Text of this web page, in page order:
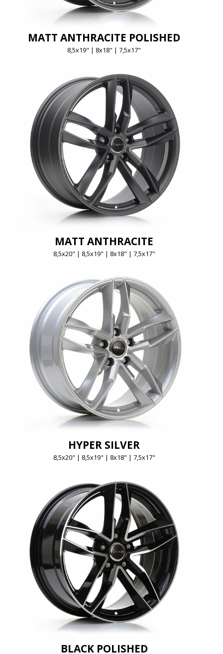
MATT ANTHRACITE POLISHED
8,5x19" | 8x18" | 7,5x17"
MATT ANTHRACITE
8,5x20" | 8,5x19" | 8x18" | 7,5x17"
HYPER SILVER
8,5x20" | 8,5x19" | 8x18" | 7,5x17"
BLACK POLISHED